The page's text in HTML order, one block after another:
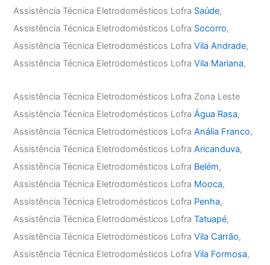
Assistência Técnica Eletrodomésticos Lofra Saúde,
Assistência Técnica Eletrodomésticos Lofra Socorro,
Assistência Técnica Eletrodomésticos LofraVila Andrade,
Assistência Técnica Eletrodomésticos LofraVila Mariana,
Assistência Técnica Eletrodomésticos Lofra Zona Leste
Assistência Técnica Eletrodomésticos LofraÁgua Rasa,
Assistência Técnica Eletrodomésticos LofraAnália Franco,
Assistência Técnica Eletrodomésticos LofraAricanduva,
Assistência Técnica Eletrodomésticos Lofra Belém,
Assistência Técnica Eletrodomésticos Lofra Mooca,
Assistência Técnica Eletrodomésticos Lofra Penha,
Assistência Técnica Eletrodomésticos LofraTatuapé,
Assistência Técnica Eletrodomésticos LofraVila Carrão,
Assistência Técnica Eletrodomésticos LofraVila Formosa,